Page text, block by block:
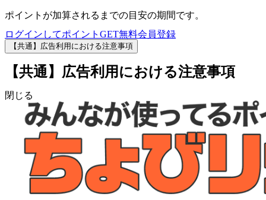
ポイントが加算されるまでの目安の期間です。
ログインしてポイントGET無料会員登録
【共通】広告利用における注意事項
【共通】広告利用における注意事項
閉じる